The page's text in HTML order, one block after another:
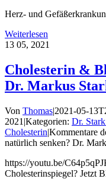
Herz- und
Weiterlesen
13 05, 2021
Cholesterin &
Dr. Markus
Von Thomas|2021-05-
2021 |Kategorien: Dr.
Cholesterin|Kommentare
natürlich senken? Dr.
https://youtu.be/
Cholesterinspiegel? Jetzt